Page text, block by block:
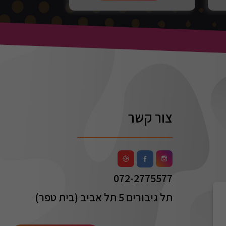
צור קשר
072-2775577
תל גיבורים 5 תל אביב (בית טפר)